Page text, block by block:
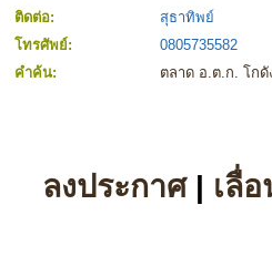
ติดต่อ:
สุธาทิพย์
โทรศัพย์:
0805735582
คำค้น:
ตลาด อ.ต.ก. โก
ลงประกาศ| เลื่